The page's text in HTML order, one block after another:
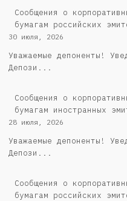
Cообщения о
бумагам российских
30 июля, 2026
Уважаемые депоненты!
Депози...
Сообщения о
бумагам иностранных
28 июля, 2026
Уважаемые депоненты!
Депози...
Cообщения о
бумагам российских